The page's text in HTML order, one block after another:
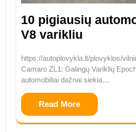
10 pigiausių
V8 varikliu
https://autoplovykla.lt/plovyklos/
Camaro ZL1: Galingų Variklių
automobiliai dažnai siekia…
Read More